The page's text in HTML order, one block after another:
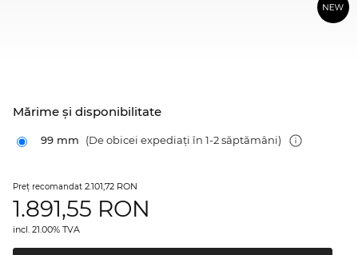
Mărime şi disponibilitate
99 mm (De obicei expediați în 1-2 săptămâni)
Preţ recomandat 2.101,72 RON
1.891,55 RON
incl. 21.00% TVA